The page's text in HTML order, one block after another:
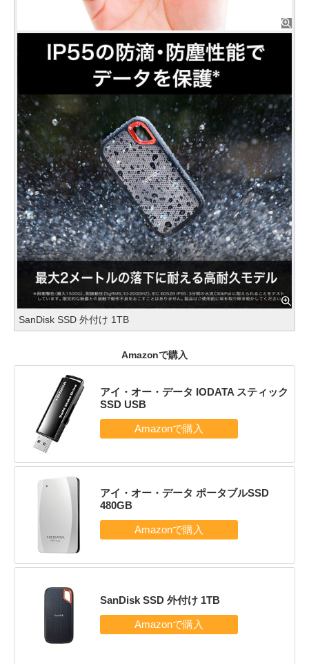
SanDisk SSD 外付け 1TB
Amazonで購入
アイ・オー・データ IODATA スティック
SSD USB
アイ・オー・データ ポータブルSSD
480GB
SanDisk SSD 外付け 1TB